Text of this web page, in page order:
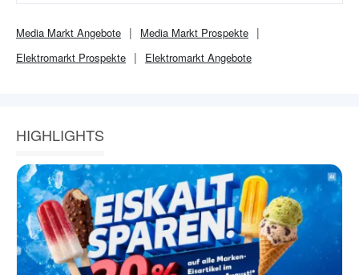
Media Markt Angebote Media Markt Prospekte
Elektromarkt Prospekte Elektromarkt Angebote
HIGHLIGHTS